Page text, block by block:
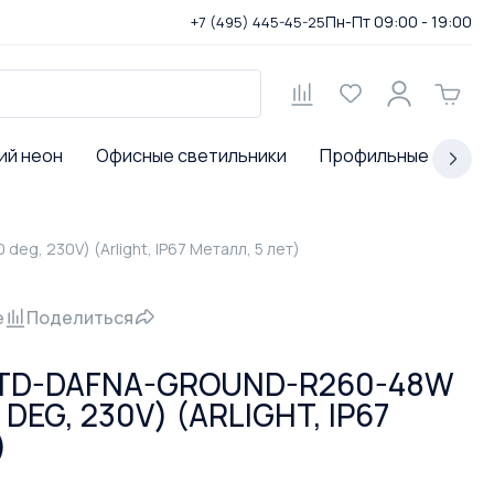
+7 (495) 445-45-25Пн-Пт 09:00 - 19:00
неон Офисные светильники Профильные
deg, 230V) (Arlight, IP67 Металл, 5 лет)
Поделиться
DAFNA-GROUND-R260-48W
230V) (ARLIGHT, IP67